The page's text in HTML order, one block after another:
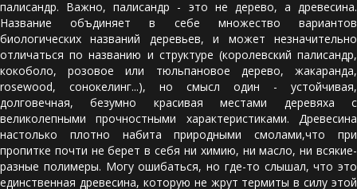
палисандр. Важно, палисандр - это не дерево, а древесина.
Название объдиняет в себе множество вариантов
биологических названий деревьев, и может незначительно
отличаться по названию и структуре (королевский палисандр,
кокоболо, розовое или тюльпановое дерево, жакаранда,
rosewood, сонокелинг...), но смысл один - устойчивая,
долговечная, безумно красивая местами деревяха с
великолепными прочностными характеристиками. Древесина
настолько плотно набита природными смолами,что при
пропитке почти не берет в себя ни химию, ни масло, ни всякие-
разные полимеры. Могу ошибаться, но где-то слышал, что это
единственная древесина, которую не жрут термиты в силу этой